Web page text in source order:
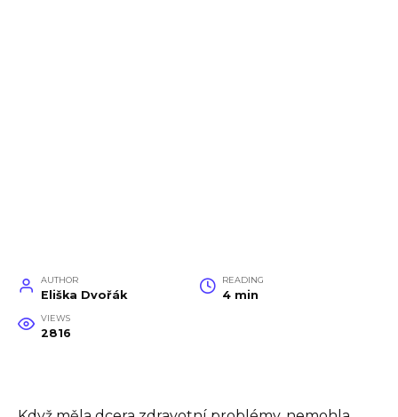
AUTHOR
Eliška Dvořák
READING
4 min
VIEWS
2816